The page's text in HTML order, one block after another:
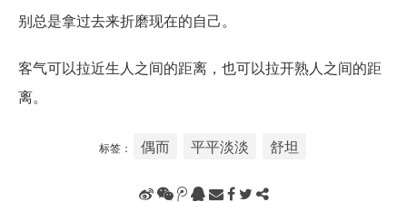
别总是拿过去来折磨现在的自己。
客气可以拉近生人之间的距离，也可以拉开熟人之间的距
离。
标签： 偶而 平平淡淡 舒坦